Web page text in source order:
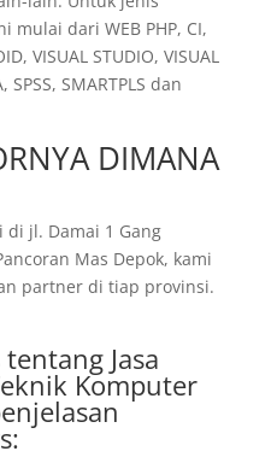
mulai dari WEB PHP, CI,
VISUAL STUDIO, VISUAL
SPSS, SMARTPLS dan
DIMANA
di jl. Damai 1 Gang
Mas Depok, kami
partner di tiap provinsi.
Jasa
Komputer